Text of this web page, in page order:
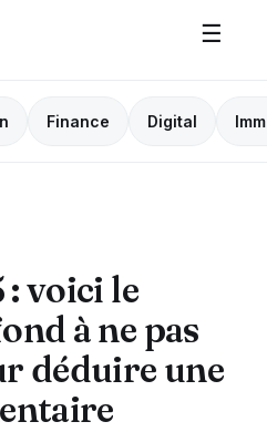
☰
Finance Digital
voici le
à ne pas
déduire une